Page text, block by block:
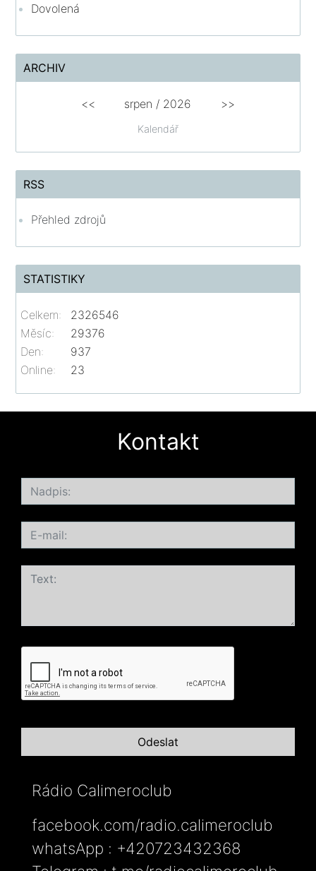
Dovolená
ARCHIV
Kalendář
<< srpen / 2026 >>
RSS
Přehled zdrojů
STATISTIKY
Online: 23
Celkem:
2326546
Měsíc:
29376
Den:
937
Kontakt
Rádio Calimeroclub
facebook.com/radio.calimeroclub
whatsApp : +420723432368